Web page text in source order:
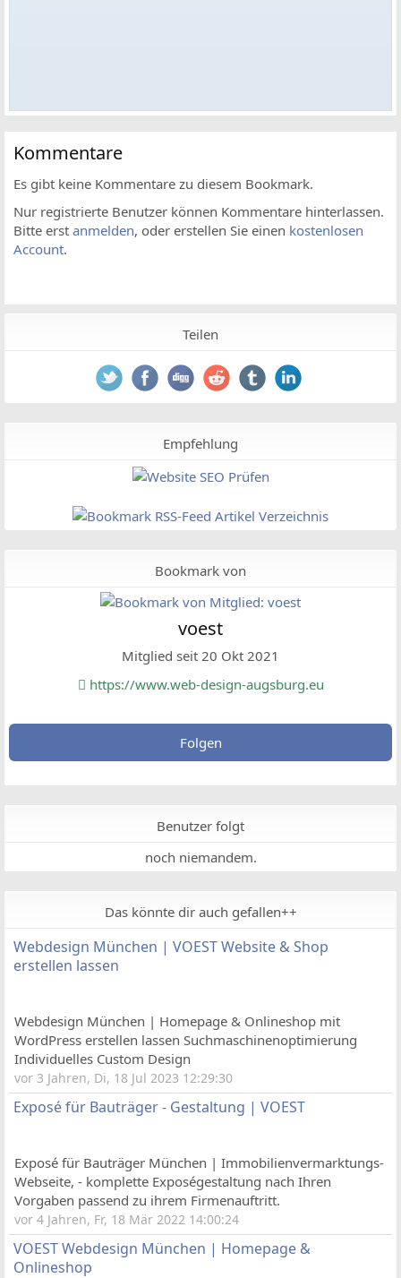
Kommentare
Es gibt keine Kommentare zu diesem Bookmark.
Nur registrierte Benutzer können Kommentare hinterlassen.
Bitte erst anmelden, oder erstellen Sie einen kostenlosen
Account.
Teilen
Empfehlung
Bookmark von
voest
Mitglied seit 20 Okt 2021
https://www.web-design-augsburg.eu
Folgen
Benutzer folgt
noch niemandem.
Das könnte dir auch gefallen++
Webdesign München | VOEST Website & Shop
erstellen lassen
Webdesign München | Homepage & Onlineshop mit
WordPress erstellen lassen Suchmaschinenoptimierung
Individuelles Custom Design
vor 3 Jahren, Di, 18 Jul 2023 12:29:30
Exposé für Bauträger - Gestaltung | VOEST
Exposé für Bauträger München | Immobilienvermarktungs-
Webseite, - komplette Exposégestaltung nach Ihren
Vorgaben passend zu ihrem Firmenauftritt.
vor 4 Jahren, Fr, 18 Mär 2022 14:00:24
VOEST Webdesign München | Homepage &
Onlineshop